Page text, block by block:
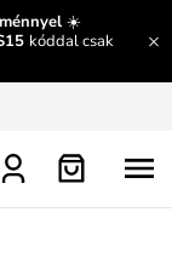
☀️
kóddal csak